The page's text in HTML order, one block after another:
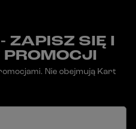
ZAPISZ SIĘ I
Nie obejmują Kart